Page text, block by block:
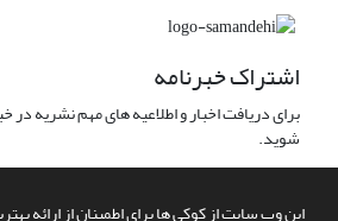
این وب سایت از کوکی ها برای اطمینان از ارائه
اشتراک خبرنامه
برای دریافت اخبار و اطلاعیه های مهم نشریه
شوید.